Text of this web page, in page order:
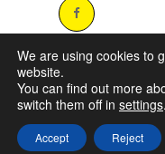
Copyright 2014
We are using cookies to
website.
You can find out more
switch them off in settings.
Accept Reject